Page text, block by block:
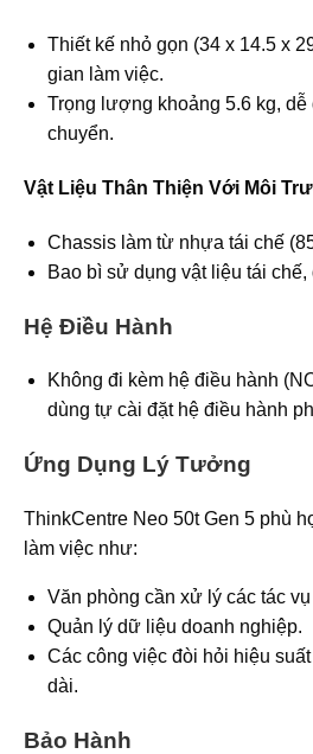
Thiết kế nhỏ gọn (34 x 14.5 x
gian làm việc.
Trọng lượng khoảng 5.6 kg, dễ
chuyển.
Vật Liệu Thân Thiện Với Môi
Chassis làm từ nhựa tái chế
Bao bì sử dụng vật liệu tái
Hệ Điều Hành
Không đi kèm hệ điều hành
dùng tự cài đặt hệ điều hành
Ứng Dụng Lý Tưởng
ThinkCentre Neo 50t Gen 5 phù
làm việc như:
Văn phòng cần xử lý các tác
Quản lý dữ liệu doanh nghiệp.
Các công việc đòi hỏi hiệu
dài.
Bảo Hành